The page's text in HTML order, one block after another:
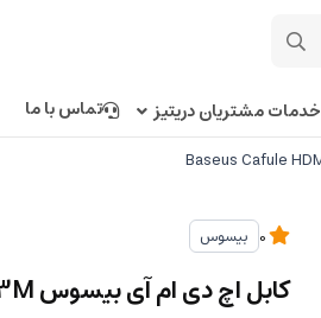
خدمات مشتریان دریتیز تماس با ما
بیسوس
کابل اچ دی ام آی بیسوس Baseus Cafule HDMI 2.0 Cable 3M